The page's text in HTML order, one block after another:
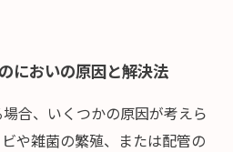
においの原因と解決法
合、いくつかの原因が考えら
や雑菌の繁殖、または配管の